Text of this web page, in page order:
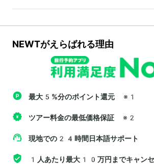
NEWTがえらばれる理由
最大5%分のポイント還元 ※1
ツアー料金の最低価格保証 ※2
現地での24時間日本語サポート
1人あたり最大10万円までキャン